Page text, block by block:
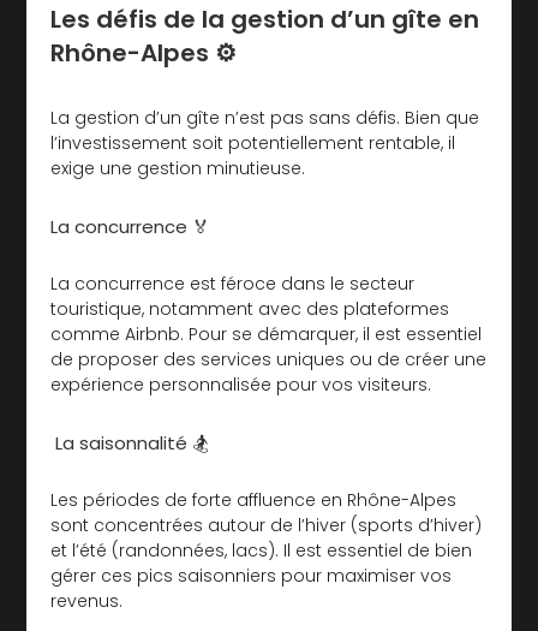
Les défis de la gestion d’un gîte en
Rhône-Alpes ⚙️
La gestion d’un gîte n’est pas sans défis. Bien que
l’investissement soit potentiellement rentable, il
exige une gestion minutieuse.
La concurrence 🏅
La concurrence est féroce dans le secteur
touristique, notamment avec des plateformes
comme Airbnb. Pour se démarquer, il est essentiel
de proposer des services uniques ou de créer une
expérience personnalisée pour vos visiteurs.
La saisonnalité 🏂
Les périodes de forte affluence en Rhône-Alpes
sont concentrées autour de l’hiver (sports d’hiver)
et l’été (randonnées, lacs). Il est essentiel de bien
gérer ces pics saisonniers pour maximiser vos
revenus.